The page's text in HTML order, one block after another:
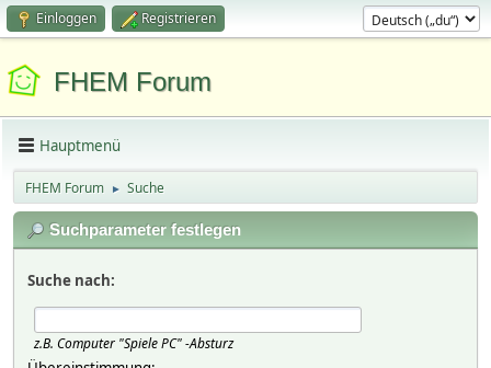
Einloggen Registrieren
FHEM Forum
Hauptmenü
FHEM Forum ► Suche
Suchparameter festlegen
Suche nach:
z.B. Computer "Spiele PC" -Absturz